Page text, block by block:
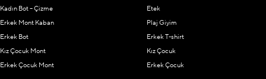
Kadın Bot – Çizme
Erkek Mont Kaban
Erkek Bot
Kız Çocuk Mont
Erkek Çocuk Mont
Etek
Plaj Giyim
Erkek T-shirt
Kız Çocuk
Erkek Çocuk